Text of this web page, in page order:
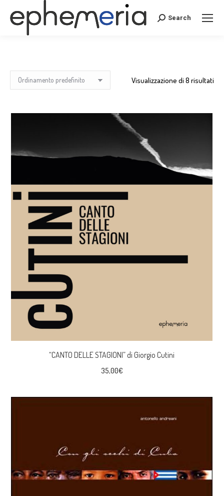
Search:Search
Visualizzazione di 8 risultati
“CANTO DELLE STAGIONI” di Giorgio Cutini
35,00€